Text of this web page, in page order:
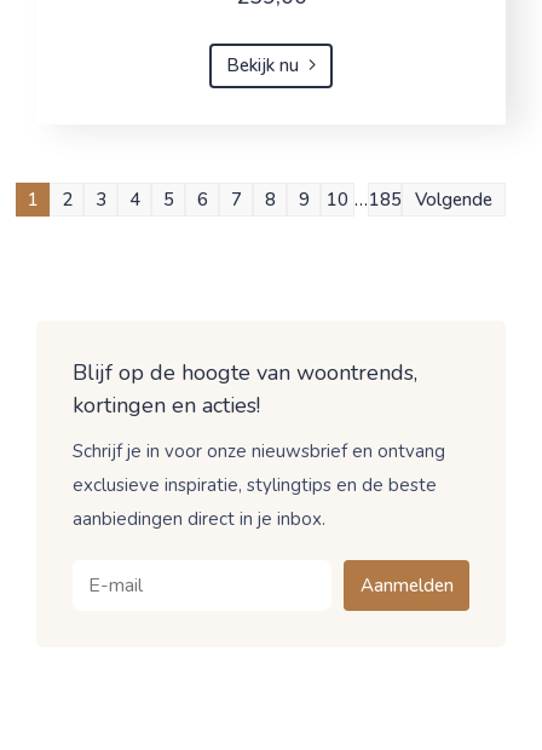
Bekijk nu
1 2 3 4 5 6 7 8 9 10 …185 Volgende
Blijf op de hoogte van woontrends,
kortingen en acties!
Schrijf je in voor onze nieuwsbrief en ontvang
exclusieve inspiratie, stylingtips en de beste
aanbiedingen direct in je inbox.
Aanmelden